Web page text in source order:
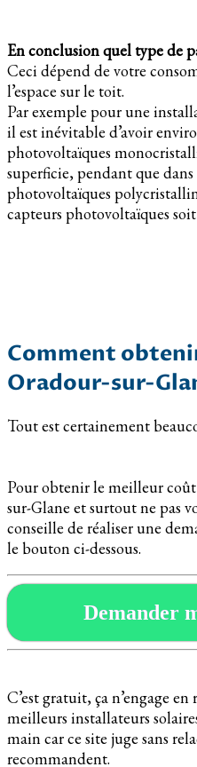
En conclusion quel type de
Ceci dépend de votre
l’espace sur le toit.
Par exemple pour une
il est inévitable d’avoir
photovoltaïques
superficie, pendant que dans
photovoltaïques
capteurs photovoltaïques
Comment
Oradour-sur-
Tout est certainement
Pour obtenir le meilleur
sur-Glane et surtout ne pas
conseille de réaliser une
le bouton ci-dessous.
Demander
C’est gratuit, ça n’engage
meilleurs installateurs
main car ce site juge sans
recommandent.